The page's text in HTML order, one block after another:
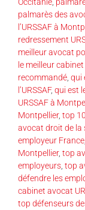
palmarès des
l’URSSAF à
redressement
meilleur avocat
le meilleur
recommandé qui
l’URSSAF, qui est
URSSAF à
Montpellier, top
avocat droit de la
employeur France
Montpellier, top
employeurs top
défendre les
cabinet avocat
top défenseurs